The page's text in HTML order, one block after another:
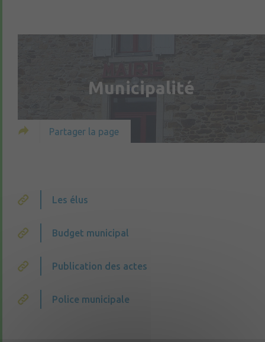
Municipalité
Partager la page
Les élus
Budget municipal
Publication des actes
Police municipale